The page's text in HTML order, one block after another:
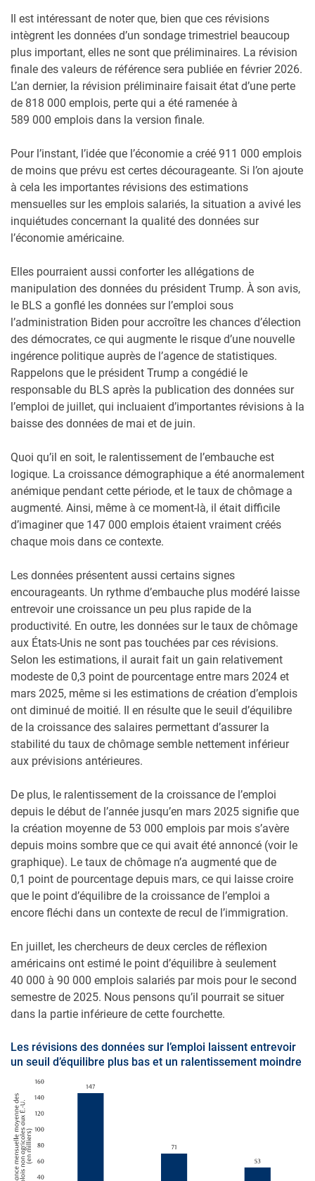
Il est intéressant de noter que, bien que ces révisions
intègrent les données d’un sondage trimestriel beaucoup
plus important, elles ne sont que préliminaires. La révision
finale des valeurs de référence sera publiée en février 2026.
L’an dernier, la révision préliminaire faisait état d’une perte
de 818 000 emplois, perte qui a été ramenée à
589 000 emplois dans la version finale.
Pour l’instant, l’idée que l’économie a créé 911 000 emplois
de moins que prévu est certes décourageante. Si l’on ajoute
à cela les importantes révisions des estimations
mensuelles sur les emplois salariés, la situation a avivé les
inquiétudes concernant la qualité des données sur
l’économie américaine.
Elles pourraient aussi conforter les allégations de
manipulation des données du président Trump. À son avis,
le BLS a gonflé les données sur l’emploi sous
l’administration Biden pour accroître les chances d’élection
des démocrates, ce qui augmente le risque d’une nouvelle
ingérence politique auprès de l’agence de statistiques.
Rappelons que le président Trump a congédié le
responsable du BLS après la publication des données sur
l’emploi de juillet, qui incluaient d’importantes révisions à la
baisse des données de mai et de juin.
Quoi qu’il en soit, le ralentissement de l’embauche est
logique. La croissance démographique a été anormalement
anémique pendant cette période, et le taux de chômage a
augmenté. Ainsi, même à ce moment-là, il était difficile
d’imaginer que 147 000 emplois étaient vraiment créés
chaque mois dans ce contexte.
Les données présentent aussi certains signes
encourageants. Un rythme d’embauche plus modéré laisse
entrevoir une croissance un peu plus rapide de la
productivité. En outre, les données sur le taux de chômage
aux États-Unis ne sont pas touchées par ces révisions.
Selon les estimations, il aurait fait un gain relativement
modeste de 0,3 point de pourcentage entre mars 2024 et
mars 2025, même si les estimations de création d’emplois
ont diminué de moitié. Il en résulte que le seuil d’équilibre
de la croissance des salaires permettant d’assurer la
stabilité du taux de chômage semble nettement inférieur
aux prévisions antérieures.
De plus, le ralentissement de la croissance de l’emploi
depuis le début de l’année jusqu’en mars 2025 signifie que
la création moyenne de 53 000 emplois par mois s’avère
depuis moins sombre que ce qui avait été annoncé (voir le
graphique). Le taux de chômage n’a augmenté que de
0,1 point de pourcentage depuis mars, ce qui laisse croire
que le point d’équilibre de la croissance de l’emploi a
encore fléchi dans un contexte de recul de l’immigration.
En juillet, les chercheurs de deux cercles de réflexion
américains ont estimé le point d’équilibre à seulement
40 000 à 90 000 emplois salariés par mois pour le second
semestre de 2025. Nous pensons qu’il pourrait se situer
dans la partie inférieure de cette fourchette.
Les révisions des données sur l’emploi laissent entrevoir
un seuil d’équilibre plus bas et un ralentissement moindre